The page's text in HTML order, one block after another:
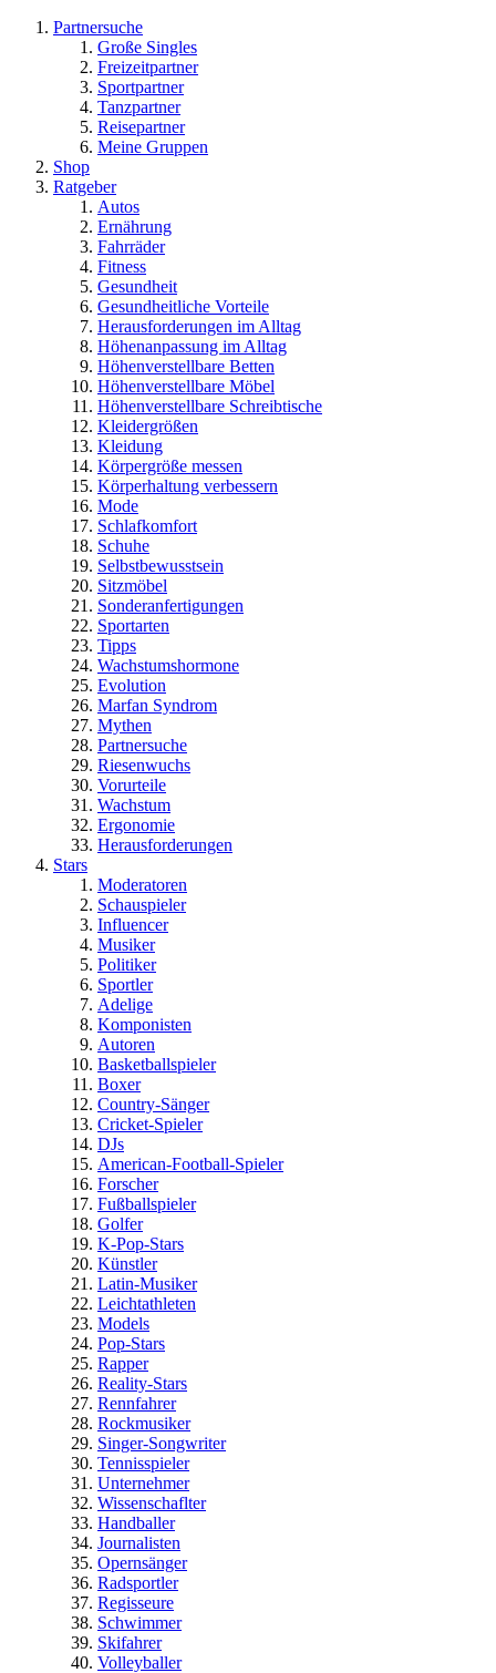
Partnersuche
Große Singles
Freizeitpartner
Sportpartner
Tanzpartner
Reisepartner
Meine Gruppen
Shop
Ratgeber
Autos
Ernährung
Fahrräder
Fitness
Gesundheit
Gesundheitliche Vorteile
Herausforderungen im Alltag
Höhenanpassung im Alltag
Höhenverstellbare Betten
Höhenverstellbare Möbel
Höhenverstellbare Schreibtische
Kleidergrößen
Kleidung
Körpergröße messen
Körperhaltung verbessern
Mode
Schlafkomfort
Schuhe
Selbstbewusstsein
Sitzmöbel
Sonderanfertigungen
Sportarten
Tipps
Wachstumshormone
Evolution
Marfan Syndrom
Mythen
Partnersuche
Riesenwuchs
Vorurteile
Wachstum
Ergonomie
Herausforderungen
Stars
Moderatoren
Schauspieler
Influencer
Musiker
Politiker
Sportler
Adelige
Komponisten
Autoren
Basketballspieler
Boxer
Country-Sänger
Cricket-Spieler
DJs
American-Football-Spieler
Forscher
Fußballspieler
Golfer
K-Pop-Stars
Künstler
Latin-Musiker
Leichtathleten
Models
Pop-Stars
Rapper
Reality-Stars
Rennfahrer
Rockmusiker
Singer-Songwriter
Tennisspieler
Unternehmer
Wissenschaflter
Handballer
Journalisten
Opernsänger
Radsportler
Regisseure
Schwimmer
Skifahrer
Volleyballer